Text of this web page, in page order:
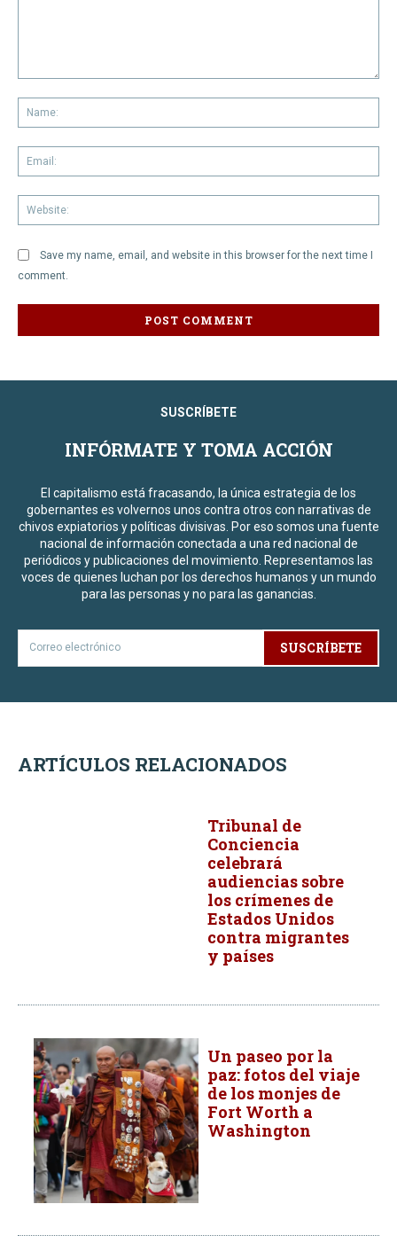
Save my name, email, and website in this browser for the next time I
comment.
SUSCRÍBETE
INFÓRMATE Y TOMA ACCIÓN
El capitalismo está fracasando, la única estrategia de los
gobernantes es volvernos unos contra otros con narrativas de
chivos expiatorios y políticas divisivas. Por eso somos una fuente
nacional de información conectada a una red nacional de
periódicos y publicaciones del movimiento. Representamos las
voces de quienes luchan por los derechos humanos y un mundo
para las personas y no para las ganancias.
SUSCRÍBETE
ARTÍCULOS RELACIONADOS
Tribunal de
Conciencia
celebrará
audiencias sobre
los crímenes de
Estados Unidos
contra migrantes
y países
Un paseo por la
paz: fotos del viaje
de los monjes de
Fort Worth a
Washington